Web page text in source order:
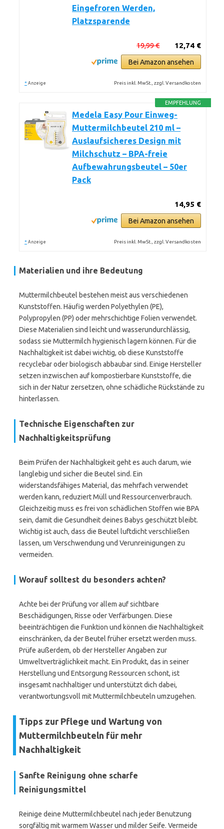
Eingefroren Werden,
Platzsparende
12,74 €
19,99 €
Bei Amazon ansehen
* Anzeige Preis inkl. MwSt., zzgl. Versandkosten
EMPFEHLUNG
Medela Easy Pour Einweg-
Muttermilchbeutel 210 ml –
Auslaufsicheres Design mit
Milchschutz – BPA-freie
Aufbewahrungsbeutel – 50er
Pack
14,95 €
Bei Amazon ansehen
* Anzeige Preis inkl. MwSt., zzgl. Versandkosten
Materialien und ihre Bedeutung
Muttermilchbeutel bestehen meist aus verschiedenen
Kunststoffen. Häufig werden Polyethylen (PE),
Polypropylen (PP) oder mehrschichtige Folien verwendet.
Diese Materialien sind leicht und wasserundurchlässig,
sodass sie Muttermilch hygienisch lagern können. Für die
Nachhaltigkeit ist dabei wichtig, ob diese Kunststoffe
recyclebar oder biologisch abbaubar sind. Einige Hersteller
setzen inzwischen auf kompostierbare Kunststoffe, die
sich in der Natur zersetzen, ohne schädliche Rückstände zu
hinterlassen.
Technische Eigenschaften zur
Nachhaltigkeitsprüfung
Beim Prüfen der Nachhaltigkeit geht es auch darum, wie
langlebig und sicher die Beutel sind. Ein
widerstandsfähiges Material, das mehrfach verwendet
werden kann, reduziert Müll und Ressourcenverbrauch.
Gleichzeitig muss es frei von schädlichen Stoffen wie BPA
sein, damit die Gesundheit deines Babys geschützt bleibt.
Wichtig ist auch, dass die Beutel luftdicht verschließen
lassen, um Verschwendung und Verunreinigungen zu
vermeiden.
Worauf solltest du besonders achten?
Achte bei der Prüfung vor allem auf sichtbare
Beschädigungen, Risse oder Verfärbungen. Diese
beeinträchtigen die Funktion und können die Nachhaltigkeit
einschränken, da der Beutel früher ersetzt werden muss.
Prüfe außerdem, ob der Hersteller Angaben zur
Umweltverträglichkeit macht. Ein Produkt, das in seiner
Herstellung und Entsorgung Ressourcen schont, ist
insgesamt nachhaltiger und unterstützt dich dabei,
verantwortungsvoll mit Muttermilchbeuteln umzugehen.
Tipps zur Pflege und Wartung von
Muttermilchbeuteln für mehr
Nachhaltigkeit
Sanfte Reinigung ohne scharfe
Reinigungsmittel
Reinige deine Muttermilchbeutel nach jeder Benutzung
sorgfältig mit warmem Wasser und milder Seife. Vermeide